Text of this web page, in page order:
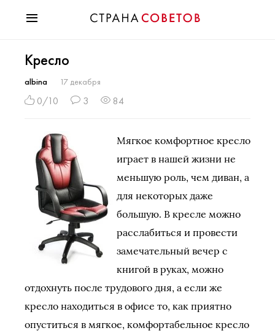
Мода
Звезды
Гороскопы
Психология
Разное
Праздники
Кресло
albina 17 декабря
0/10 3 84
Мягкое комфортное кресло
играет в нашей жизни не
меньшую роль, чем диван, а
для некоторых даже
большую. В кресле можно
расслабиться и провести
замечательный вечер с
книгой в руках, можно
отдохнуть после трудового дня, а если же
кресло находиться в офисе то, как приятно
опуститься в мягкое, комфортабельное кресло